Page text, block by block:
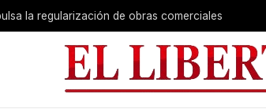
la regularización de obras comerciales